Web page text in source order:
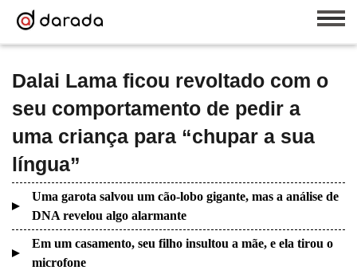
Dalai Lama ficou revoltado com o
seu comportamento de pedir a
uma criança para “chupar a sua
língua”
Uma garota salvou um cão-lobo gigante, mas a análise de
DNA revelou algo alarmante
Em um casamento, seu filho insultou a mãe, e ela tirou o
microfone